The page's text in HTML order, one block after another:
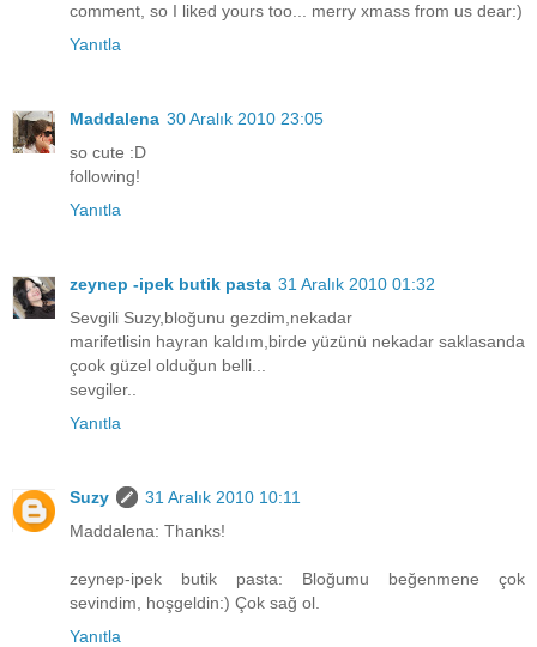
comment, so I liked yours too... merry xmass from us dear:)
Yanıtla
Maddalena 30 Aralık 2010 23:05
so cute :D
following!
Yanıtla
zeynep -ipek butik pasta 31 Aralık 2010 01:32
Sevgili Suzy,bloğunu gezdim,nekadar
marifetlisin hayran kaldım,birde yüzünü nekadar saklasanda
çook güzel olduğun belli...
sevgiler..
Yanıtla
Suzy
31 Aralık 2010 10:11
Maddalena: Thanks!
zeynep-ipek butik pasta: Bloğumu beğenmene çok
sevindim, hoşgeldin:) Çok sağ ol.
Yanıtla